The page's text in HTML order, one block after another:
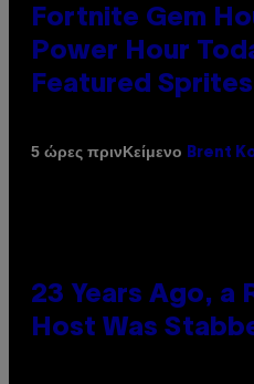
Fortnite Gem
Power Hour
Featured Sprites
5 ώρες πρινΚείμενο Brent
23 Years Ago, a
Host Was